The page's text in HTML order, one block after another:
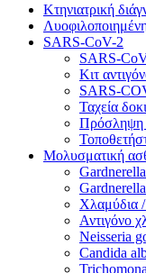
Κτηνιατρική
SARS-CoV-2
SARS-
Κιτ
SARS-
Ταχεία
Πρόσληψη
Μολυσματική
Χλαμύδια
Αντιγόνο
Neisseria
Candida